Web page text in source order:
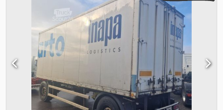
, Felszereltség: ABS, Ackermann Z-PA-
F12,0/6,4JZ Tandém pótkocsi, üveg szállításra, oldalfalai
felhajthatóak. * Sínrendszer a padlóban a rakomány rögzítéséhez
* Knorr fékrendszer * Pótkocsi EBS, ALB és ABS rendszerrel *
Gigant tengelyek, légrugós és ikergumi * Dobfék ----*
Gumiabroncs méret: 205/65R17,5 * Megengedett össztömeg:
12000 kg * Saját tömeg: 3140 kg * Teljes hossza: 8360 mm *
Kötelező műszaki vizsga: 2026.08. Dwjdoy Hn Shspfx Adxoa ----
Alvázszám/Vehicle: 11985----A hibák és az előzetes értékesítés
jogát fenntartjuk.----A reklámfeliratok és egyéb grafikai elemek